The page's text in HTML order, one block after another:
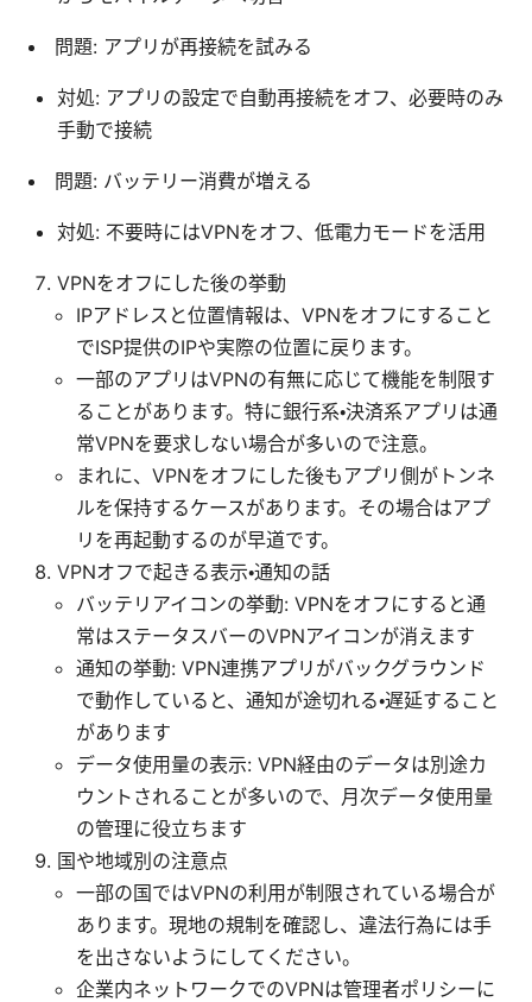
問題: アプリが再接続を試みる
対処: アプリの設定で自動再接続をオフ、必要時のみ
手動で接続
問題: バッテリー消費が増える
対処: 不要時にはVPNをオフ、低電力モードを活用
VPNをオフにした後の挙動
IPアドレスと位置情報は、VPNをオフにすること
でISP提供のIPや実際の位置に戻ります。
一部のアプリはVPNの有無に応じて機能を制限す
ることがあります。特に銀行系・決済系アプリは通
常VPNを要求しない場合が多いので注意。
まれに、VPNをオフにした後もアプリ側がトンネ
ルを保持するケースがあります。その場合はアプ
リを再起動するのが早道です。
VPNオフで起きる表示・通知の話
バッテリアイコンの挙動: VPNをオフにすると通
常はステータスバーのVPNアイコンが消えます
通知の挙動: VPN連携アプリがバックグラウンド
で動作していると、通知が途切れる・遅延すること
があります
データ使用量の表示: VPN経由のデータは別途カ
ウントされることが多いので、月次データ使用量
の管理に役立ちます
国や地域別の注意点
一部の国ではVPNの利用が制限されている場合が
あります。現地の規制を確認し、違法行為には手
を出さないようにしてください。
企業内ネットワークでのVPNは管理者ポリシーに